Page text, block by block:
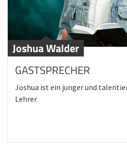
Joshua Walder
GASTSPRECHER
Joshua ist ein junger und
Lehrer.